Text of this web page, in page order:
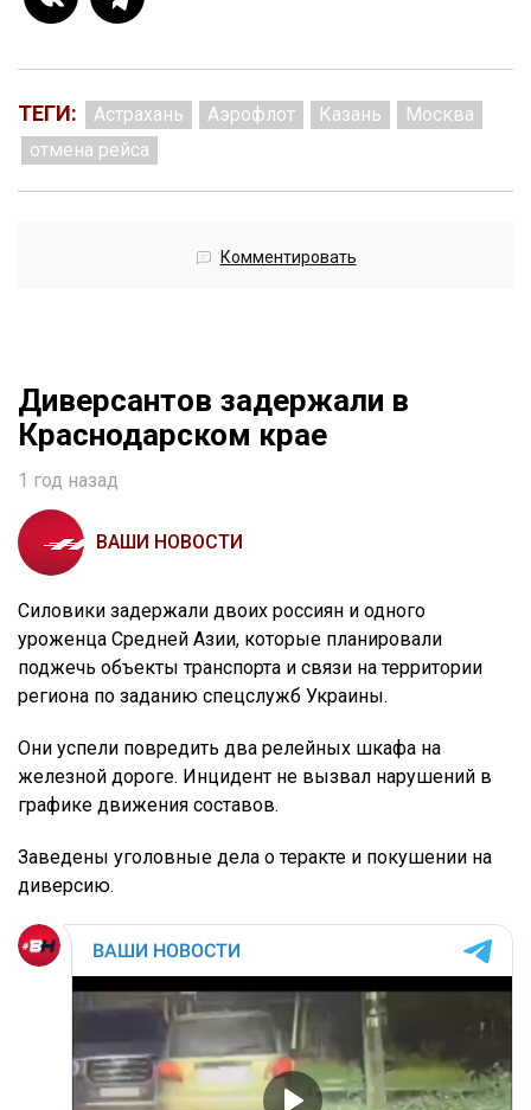
ТЕГИ: Астрахань Аэрофлот Казань
Москва
отмена рейса
Комментировать
Диверсантов задержали в
Краснодарском крае
1 год назад
ВАШИ НОВОСТИ
Силовики задержали двоих россиян и одного
уроженца Средней Азии, которые планировали
поджечь объекты транспорта и связи на территории
региона по заданию спецслужб Украины.
Они успели повредить два релейных шкафа на
железной дороге. Инцидент не вызвал нарушений в
графике движения составов.
Заведены уголовные дела о теракте и покушении на
диверсию.